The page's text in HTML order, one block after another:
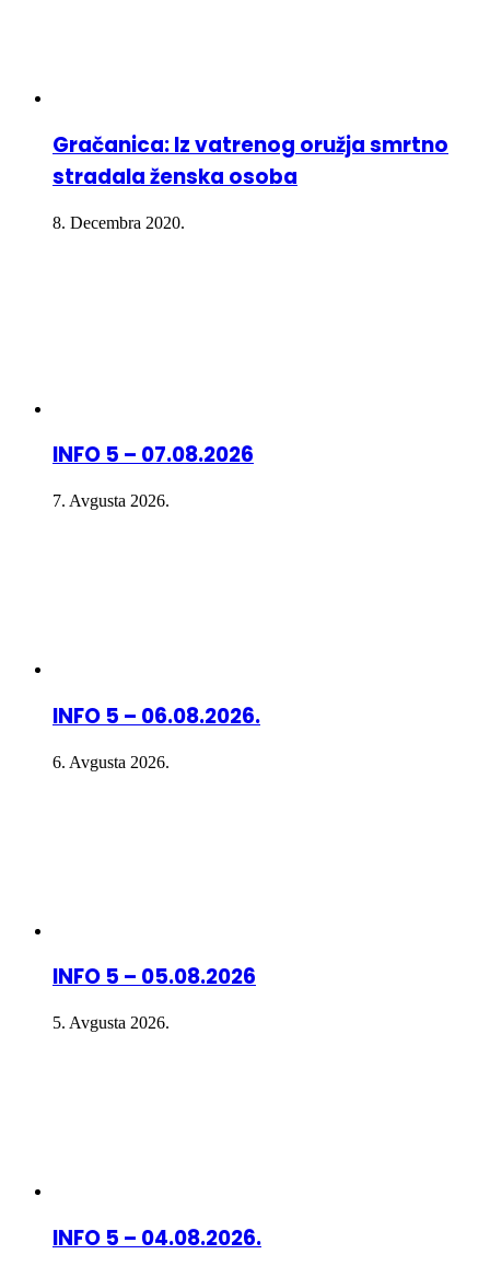
Gračanica: Iz vatrenog oružja smrtno
stradala ženska osoba
8. Decembra 2020.
INFO 5 – 07.08.2026
7. Avgusta 2026.
INFO 5 – 06.08.2026.
6. Avgusta 2026.
INFO 5 – 05.08.2026
5. Avgusta 2026.
INFO 5 – 04.08.2026.